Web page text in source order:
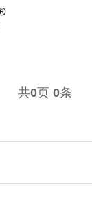
共0页 0条